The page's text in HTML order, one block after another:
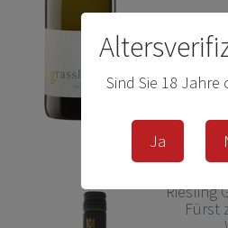
Sind Sie 18 Jahre
Ja
Riesling
Fürst